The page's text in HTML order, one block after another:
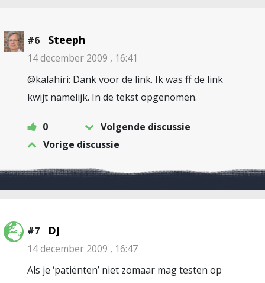
#6 Steeph
14 december 2009 , 16:41
@kalahiri: Dank voor de link. Ik was ff de link
kwijt namelijk. In de tekst opgenomen.
0
Volgende discussie
Vorige discussie
#7 DJ
14 december 2009 , 16:47
Als je ‘patiënten’ niet zomaar mag testen op